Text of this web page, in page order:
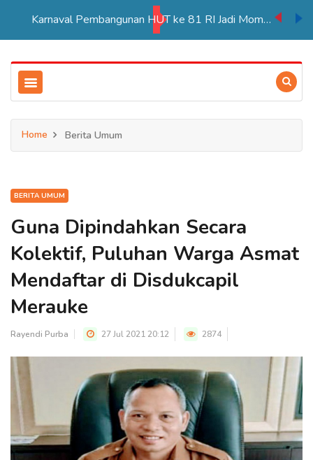
Karnaval Pembangunan HUT ke 81 RI Jadi Momentum Perkuat Persatuan di Merauke
Home Berita Umum
BERITA UMUM
Guna Dipindahkan Secara
Kolektif, Puluhan Warga Asmat
Mendaftar di Disdukcapil
Merauke
Rayendi Purba 27 Jul 2021 20:12 2874